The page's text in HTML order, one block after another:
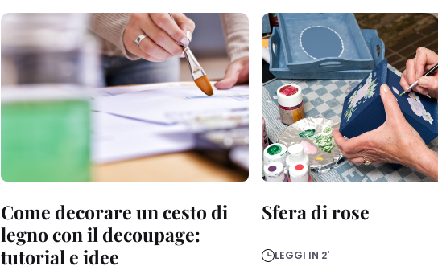
Come decorare un cesto di
legno con il decoupage:
tutorial e idee
Sfera di rose
LEGGI IN 2'